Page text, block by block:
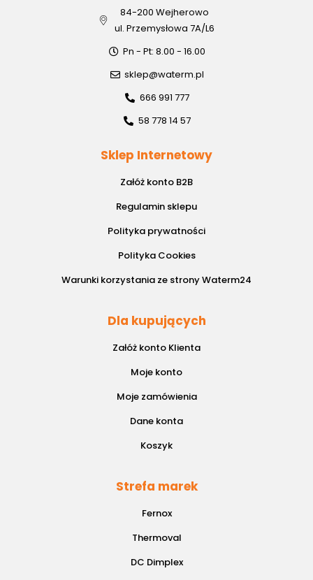
84-200 Wejherowo
ul. Przemysłowa 7A/L6
Pn - Pt: 8.00 - 16.00
sklep@waterm.pl
666 991 777
58 778 14 57
Sklep Internetowy
Załóż konto B2B
Regulamin sklepu
Polityka prywatności
Polityka Cookies
Warunki korzystania ze strony Waterm24
Dla kupujących
Załóż konto Klienta
Moje konto
Moje zamówienia
Dane konta
Koszyk
Strefa marek
Fernox
Thermoval
DC Dimplex